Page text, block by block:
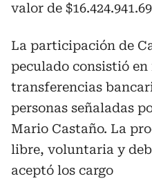
valor de
La participación de
peculado consistió en
transferencias
personas señaladas
Mario Castaño. La
libre, voluntaria y
aceptó los cargo